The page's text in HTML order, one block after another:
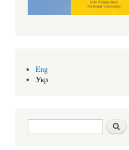
Eng
Укр
Search form Шукати